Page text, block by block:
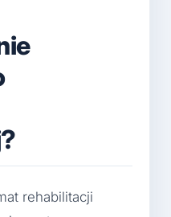
rehabilitacji